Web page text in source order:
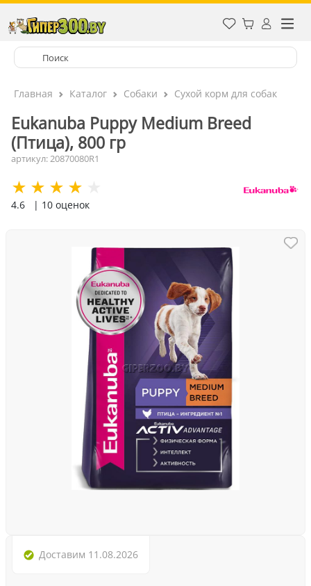
Главная Каталог Собаки Сухой корм для собак
Eukanuba Puppy Medium Breed
(Птица), 800 гр
артикул: 20870080R1
4.6 | 10 оценок
Доставим 11.08.2026